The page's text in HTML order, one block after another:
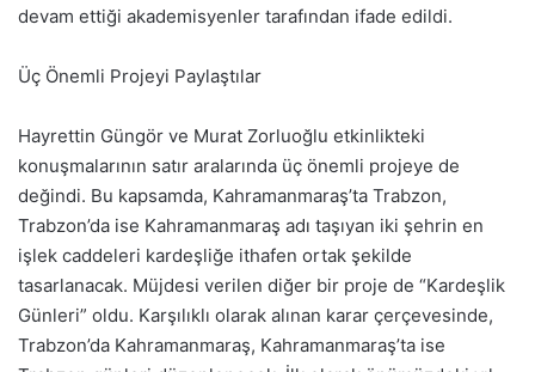
devam ettiği akademisyenler tarafından ifade edildi.
Üç Önemli Projeyi Paylaştılar
Hayrettin Güngör ve Murat Zorluoğlu etkinlikteki
konuşmalarının satır aralarında üç önemli projeye de
değindi. Bu kapsamda, Kahramanmaraş’ta Trabzon,
Trabzon’da ise Kahramanmaraş adı taşıyan iki şehrin en
işlek caddeleri kardeşliğe ithafen ortak şekilde
tasarlanacak. Müjdesi verilen diğer bir proje de “Kardeşlik
Günleri” oldu. Karşılıklı olarak alınan karar çerçevesinde,
Trabzon’da Kahramanmaraş, Kahramanmaraş’ta ise